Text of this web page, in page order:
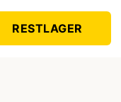
RESTLAGER